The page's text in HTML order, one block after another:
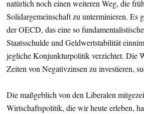
natürlich noch einen weiteren Weg, die
Solidargemeinschaft zu unterminieren. Es
der OECD, das eine so
Staatsschulde und Geldwertstabilität
jegliche Konjunkturpolitik verzichtet. Die
Zeiten von Negativzinsen zu investieren,
Die maßgeblich von den Liberalen
Wirtschaftspolitik, die wir heute erleben,